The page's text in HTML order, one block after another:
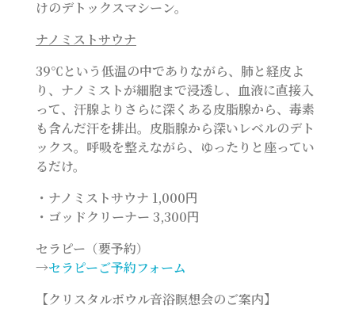
けのデトックスマシーン。
ナノミストサウナ
39℃という低温の中でありながら、肺と経皮よ
り、ナノミストが細胞まで浸透し、血液に直接入
って、汗腺よりさらに深くある皮脂腺から、毒素
も含んだ汗を排出。皮脂腺から深いレベルのデト
ックス。呼吸を整えながら、ゆったりと座ってい
るだけ。
・ナノミストサウナ 1,000円
・ゴッドクリーナー 3,300円
セラピー（要予約）
→セラピーご予約フォーム
【クリスタルボウル音浴瞑想会のご案内】